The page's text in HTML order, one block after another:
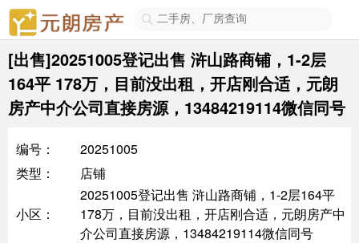

[出售]20251005登记出售 浒山路商铺，1-2层
164平 178万，目前没出租，开店刚合适，元朗
房产中介公司直接房源，13484219114微信同号
编号：
20251005
类型：
店铺
小区：
20251005登记出售 浒山路商铺，1-2层164平
178万，目前没出租，开店刚合适，元朗房产中
介公司直接房源，13484219114微信同号